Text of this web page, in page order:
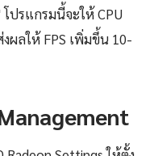
ปรแกรมนี้จะให้ CPU
ผลให้ FPS เพิ่มขึ้น 10-